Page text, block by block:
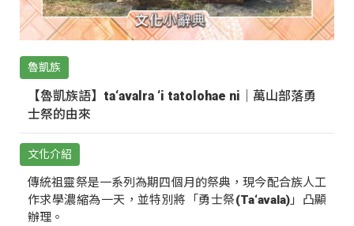
魯凱族
【魯凱族語】ta‘avalra ‘i tatolohae ni｜萬山部落勇
士祭的由來
文化介紹
傳統祖靈祭是一系列為期四個月的祭典，現今配合族人工
作求學濃縮為一天，並特別將「勇士祭(Ta‘avala)」凸顯
辦理。